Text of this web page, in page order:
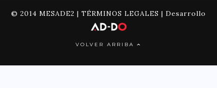
© 2014 MESADE2 | TÉRMINOS LEGALES | Desarrollo
VOLVER ARRIBA